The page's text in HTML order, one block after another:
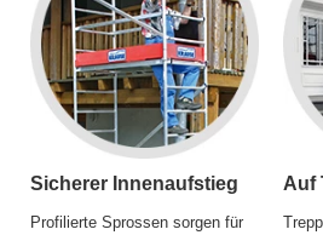
Sicherer Innenaufstieg
Profilierte Sprossen sorgen für
Auf